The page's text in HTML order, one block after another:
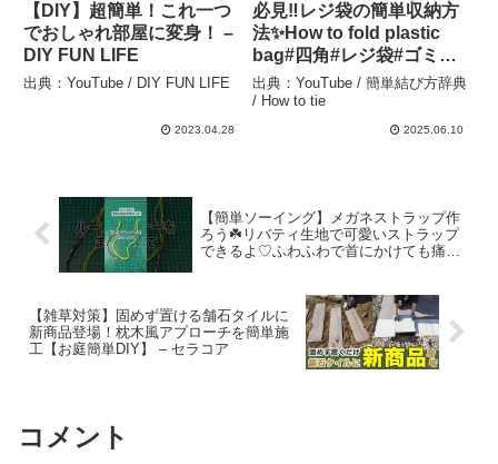
【DIY】超簡単！これ一つ
でおしゃれ部屋に変身！ –
DIY FUN LIFE
出典：YouTube / DIY FUN LIFE
2023.04.28
必見‼レジ袋の簡単収納方
法✨How to fold plastic
bag#四角#レジ袋#ゴミ袋
#bag#ドンキ#手提袋#ビニ
ール袋#畳み方#たたみかた
#買物袋#접는방법#折疊
出典：YouTube / 簡単結び方辞典
/ How to tie
2025.06.10
【簡単ソーイング】メガネストラップ作
ろう☘️リバティ生地で可愛いストラップ
できるよ♡ふわふわで首にかけても痛く
【雑草対策】固めず置ける舗石タイルに
新商品登場！枕木風アプローチを簡単施
工【お庭簡単DIY】 – セラコア
コメント